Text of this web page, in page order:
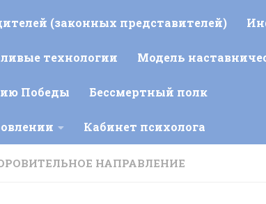
(законных представителей)
технологии Модель
Победы Бессмертный полк
Кабинет психолога
НАПРАВЛЕНИЕ